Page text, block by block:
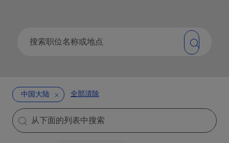
中国大陆 全部清除
the results are updated
Search from below list